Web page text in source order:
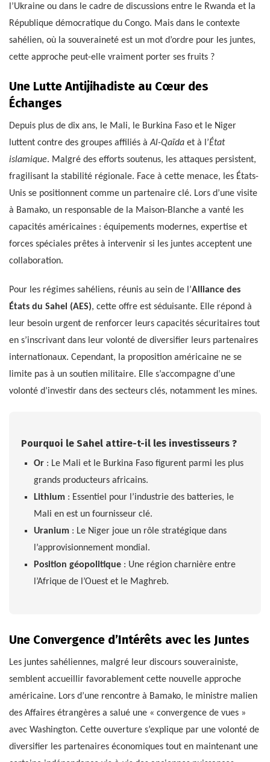
l’Ukraine ou dans le cadre de discussions entre le Rwanda et la
République démocratique du Congo. Mais dans le contexte
sahélien, où la souveraineté est un mot d’ordre pour les juntes,
cette approche peut-elle vraiment porter ses fruits ?
Une Lutte Antijihadiste au Cœur des
Échanges
Depuis plus de dix ans, le Mali, le Burkina Faso et le Niger
luttent contre des groupes affiliés àAl-Qaïda et à l’État
islamique. Malgré des efforts soutenus, les attaques persistent,
fragilisant la stabilité régionale. Face à cette menace, les États-
Unis se positionnent comme un partenaire clé. Lors d’une visite
à Bamako, un responsable de la Maison-Blanche a vanté les
capacités américaines : équipements modernes, expertise et
forces spéciales prêtes à intervenir si les juntes acceptent une
collaboration.
Pour les régimes sahéliens, réunis au sein de l’Alliance des
États du Sahel (AES), cette offre est séduisante. Elle répond à
leur besoin urgent de renforcer leurs capacités sécuritaires tout
en s’inscrivant dans leur volonté de diversifier leurs partenaires
internationaux. Cependant, la proposition américaine ne se
limite pas à un soutien militaire. Elle s’accompagne d’une
volonté d’investir dans des secteurs clés, notamment les mines.
Pourquoi le Sahel attire-t-il les investisseurs ?
Or: Le Mali et le Burkina Faso figurent parmi les plus
grands producteurs africains.
Lithium: Essentiel pour l’industrie des batteries, le
Mali en est un fournisseur clé.
Uranium: Le Niger joue un rôle stratégique dans
l’approvisionnement mondial.
Position géopolitique: Une région charnière entre
l’Afrique de l’Ouest et le Maghreb.
Une Convergence d’Intérêts avec les Juntes
Les juntes sahéliennes, malgré leur discours souverainiste,
semblent accueillir favorablement cette nouvelle approche
américaine. Lors d’une rencontre à Bamako, le ministre malien
des Affaires étrangères a salué une « convergence de vues »
avec Washington. Cette ouverture s’explique par une volonté de
diversifier les partenaires économiques tout en maintenant une